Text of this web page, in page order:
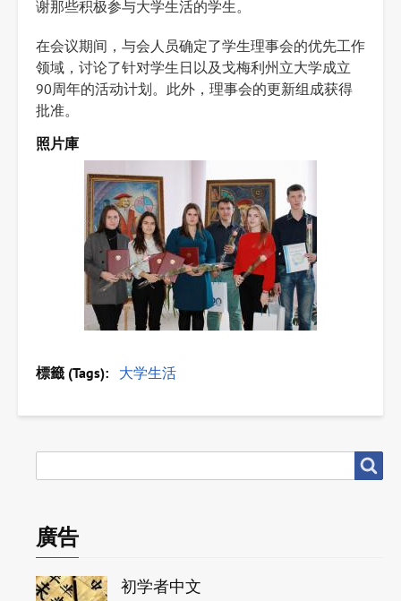
谢那些积极参与大学生活的学生。
在会议期间，与会人员确定了学生理事会的优先工作
领域，讨论了针对学生日以及戈梅利州立大学成立
90周年的活动计划。此外，理事会的更新组成获得
批准。
照片庫
標籤 (Tags) 大学生活
尋
廣告
初学者中文